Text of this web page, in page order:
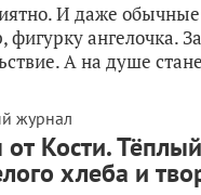
И даже
ангелочка.
А на душе
журнал
Кости.
хлеба и